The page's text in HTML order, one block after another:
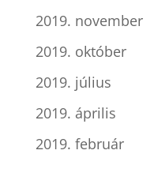
2019. november
2019. október
2019. július
2019. április
2019. február